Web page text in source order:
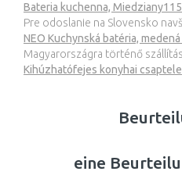
Bateria kuchenna,
Pre odoslanie na Slovensko
NEO Kuchynská batéria,
Magyarországra történő szállítás
Kihúzhatófejes konyhai
eine